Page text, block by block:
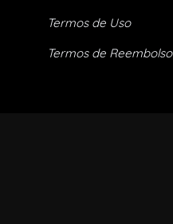
Termos de Uso
Termos de Reembolso